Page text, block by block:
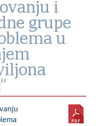
i
grupe
u